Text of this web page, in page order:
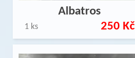
Albatros
1 ks 250 Kč